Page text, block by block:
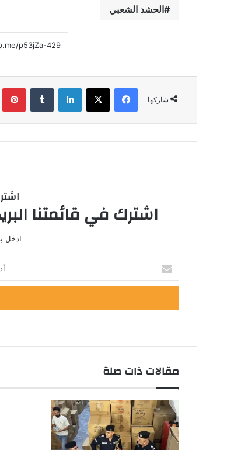
الحشد الشعبي
شاركها
فيسبوك لينكدإن
اشترك في قائمتنا
ادخل
خ
ب
د
ا
ك
ت
ر
مقالات ذات صلة